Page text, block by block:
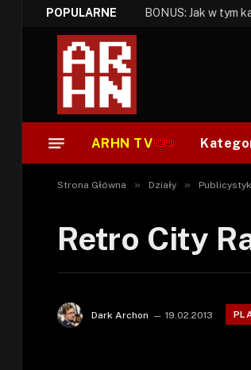
POPULARNE
ARHN TV
Strona Główna » Działy »
Retro City
Dark Archon 19.02.2013